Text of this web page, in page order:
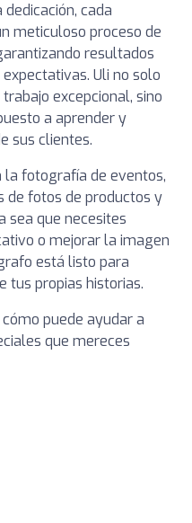
cada
meticuloso proceso de
resultados
Uli no solo
excepcional, sino
a aprender y
sus clientes.
la fotografía de eventos,
de fotos de productos y
sea que necesites
o mejorar la imagen
está listo para
propias historias.
puede ayudar a
que mereces